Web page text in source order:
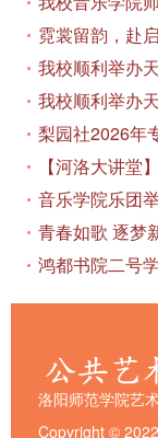
我校顺利举办
我校顺利举办
梨园社2026年
音乐学院乐团
青春如歌 逐
洛阳师范学院艺
Copyright ©